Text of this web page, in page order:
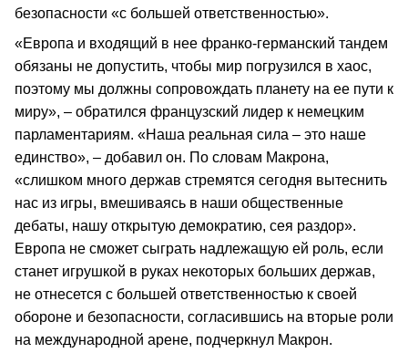
безопасности «с большей ответственностью».
«Европа и входящий в нее франко-германский тандем
обязаны не допустить, чтобы мир погрузился в хаос,
поэтому мы должны сопровождать планету на ее пути к
миру», – обратился французский лидер к немецким
парламентариям. «Наша реальная сила – это наше
единство», – добавил он. По словам Макрона,
«слишком много держав стремятся сегодня вытеснить
нас из игры, вмешиваясь в наши общественные
дебаты, нашу открытую демократию, сея раздор».
Европа не сможет сыграть надлежащую ей роль, если
станет игрушкой в руках некоторых больших держав,
не отнесется с большей ответственностью к своей
обороне и безопасности, согласившись на вторые роли
на международной арене, подчеркнул Макрон.